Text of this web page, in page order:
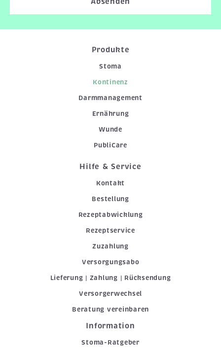
Produkte
Stoma
Kontinenz
Darmmanagement
Ernährung
Wunde
PubliCare
Hilfe & Service
Kontakt
Bestellung
Rezeptabwicklung
Rezeptservice
Zuzahlung
Versorgungsabo
Lieferung | Zahlung | Rücksendung
Versorgerwechsel
Beratung vereinbaren
Information
Stoma-Ratgeber